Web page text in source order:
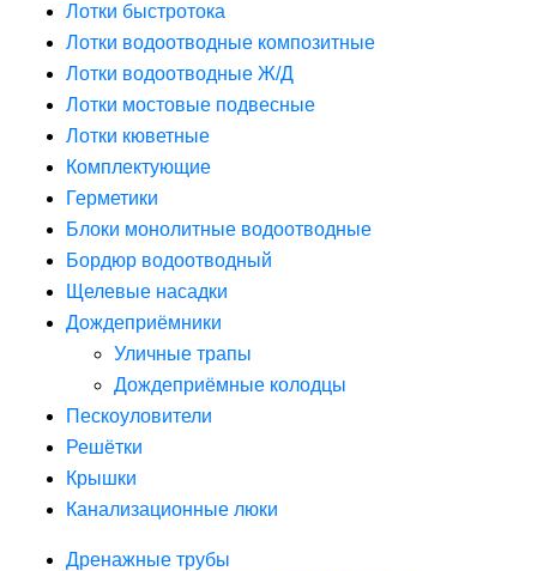
Лотки быстротока
Лотки водоотводные композитные
Лотки водоотводные Ж/Д
Лотки мостовые подвесные
Лотки кюветные
Комплектующие
Герметики
Блоки монолитные водоотводные
Бордюр водоотводный
Щелевые насадки
Дождеприёмники
Уличные трапы
Дождеприёмные колодцы
Пескоуловители
Решётки
Крышки
Канализационные люки
Дренажные трубы